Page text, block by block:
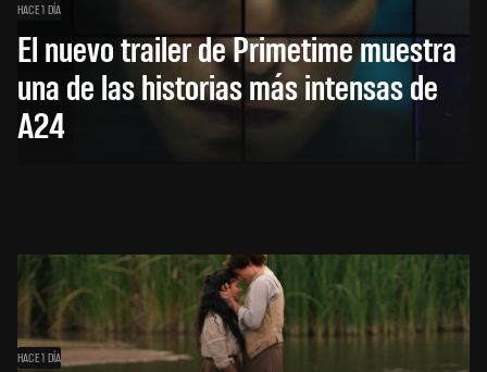
HACE 1 DÍA
El nuevo trailer de Primetime muestra
una de las historias más intensas de
A24
HACE 1 DÍA